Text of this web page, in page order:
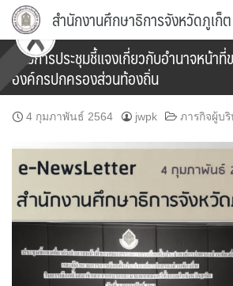
Skip
content
สำนักงานศึกษาธิการจังหวัดภูเก็ต
ร่วมการประชุมชี้แจงเกี่ยวกับอำนาจหน้า
องค์กรปกครองส่วนท้องถิ่น
4 กุมภาพันธ์ 2564 jwpk ภารกิจผู้บริ